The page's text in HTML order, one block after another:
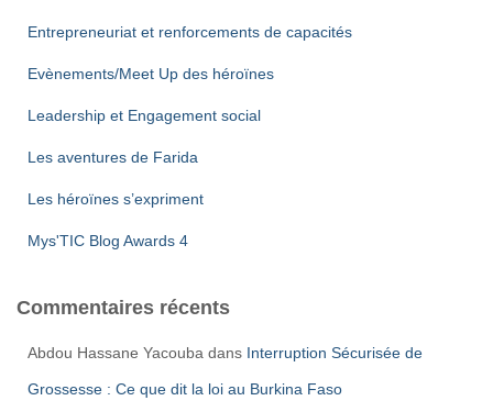
Entrepreneuriat et renforcements de capacités
Evènements/Meet Up des héroïnes
Leadership et Engagement social
Les aventures de Farida
Les héroïnes s’expriment
Mys'TIC Blog Awards 4
Commentaires récents
Abdou Hassane Yacouba dans Interruption Sécurisée de
Grossesse : Ce que dit la loi au Burkina Faso